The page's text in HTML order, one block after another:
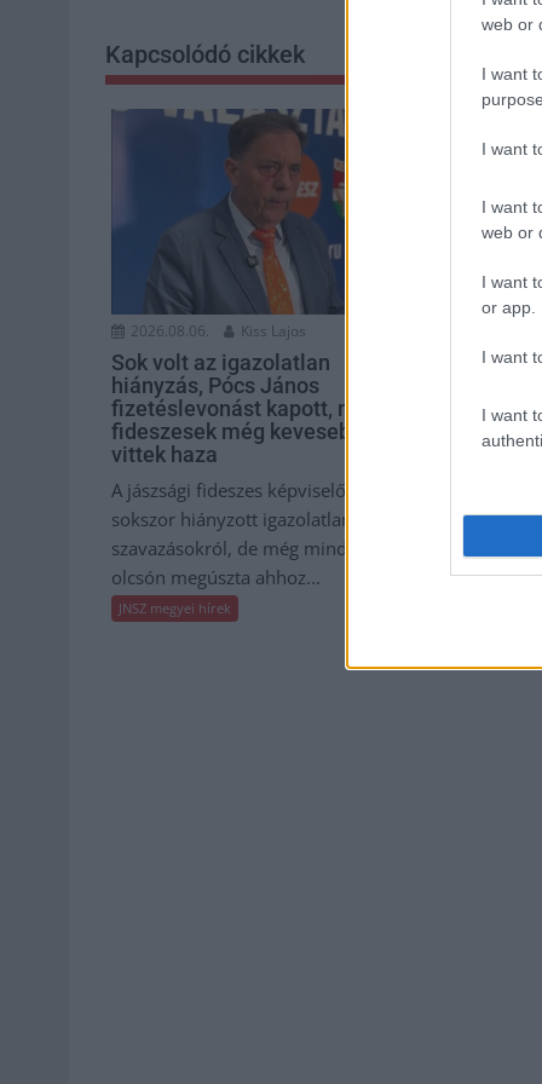
web or
I want
I want
I want
web or
I want
or app.
I want
I want
Kapcsolódó cikkek
2026.08.06. Kiss Lajos
Sok volt az igazolatlan
hiányzás, Pócs János
fizetéslevonást kapott, más
fideszesek még kevesebbet
vittek haza
A jászsági fideszes képviselő túl
sokszor hiányzott igazolatlanul a
szavazásokról, de még mindig
olcsón megúszta ahhoz...
JNSZ megyei hírek
A
további
Ahogy
JNSZ megyei